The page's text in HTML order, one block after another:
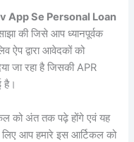
App Se Personal Loan
की जिसे आप ध्यानपूर्वक
द्वारा आवेदकों को
जा रहा है जिसकी APR
है।
को अंत तक पढ़े होंगे एवं यह
आप हमारे इस आर्टिकल को